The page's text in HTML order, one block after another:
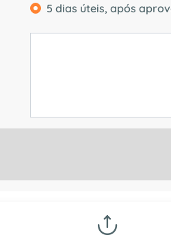
Elas são perfeitas
5 dias úteis, após